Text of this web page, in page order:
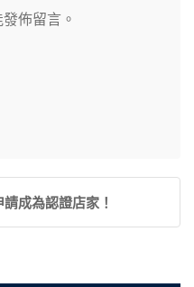
佈留言。
成為認證店家！